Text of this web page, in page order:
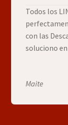
Todos los
con las
soluciono
Maite